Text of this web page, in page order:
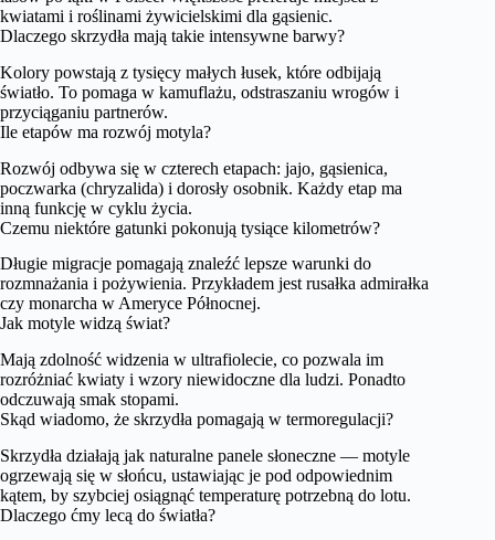
kwiatami i roślinami żywicielskimi dla gąsienic.
Dlaczego skrzydła mają takie intensywne barwy?
Kolory powstają z tysięcy małych łusek, które odbijają
światło. To pomaga w kamuflażu, odstraszaniu wrogów i
przyciąganiu partnerów.
Ile etapów ma rozwój motyla?
Rozwój odbywa się w czterech etapach: jajo, gąsienica,
poczwarka (chryzalida) i dorosły osobnik. Każdy etap ma
inną funkcję w cyklu życia.
Czemu niektóre gatunki pokonują tysiące kilometrów?
Długie migracje pomagają znaleźć lepsze warunki do
rozmnażania i pożywienia. Przykładem jest rusałka admirałka
czy monarcha w Ameryce Północnej.
Jak motyle widzą świat?
Mają zdolność widzenia w ultrafiolecie, co pozwala im
rozróżniać kwiaty i wzory niewidoczne dla ludzi. Ponadto
odczuwają smak stopami.
Skąd wiadomo, że skrzydła pomagają w termoregulacji?
Skrzydła działają jak naturalne panele słoneczne — motyle
ogrzewają się w słońcu, ustawiając je pod odpowiednim
kątem, by szybciej osiągnąć temperaturę potrzebną do lotu.
Dlaczego ćmy lecą do światła?